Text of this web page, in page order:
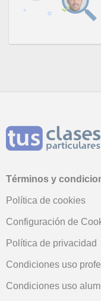
Términos y
Política de cookies
Configuración de
Política de privacidad
Condiciones uso
Condiciones uso